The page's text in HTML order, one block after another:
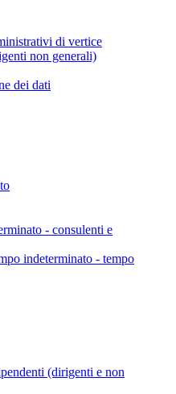
di vertice
non generali)
dei dati
- consulenti e
indeterminato - tempo
(dirigenti e non